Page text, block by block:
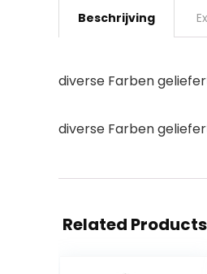
Beschrijving
diverse Farben
diverse Farben
Related Products